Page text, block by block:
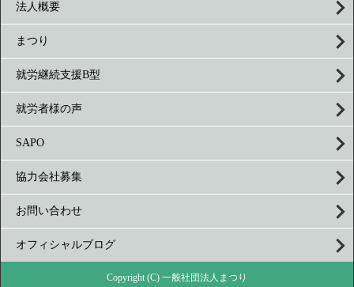
法人概要
まつり
就労継続支援B型
就労者様の声
SAPO
協力会社募集
お問い合わせ
オフィシャルブログ
Copyright (C) 一般社団法人まつり